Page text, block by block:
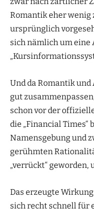
Romantik eher wenig
ursprünglich
sich nämlich um eine
Und da Romantik
gut
schon vor der
die „Financial Times“
Namensgebung und
gerühmten
„verrückt“
Das erzeugte
sich recht schnell für